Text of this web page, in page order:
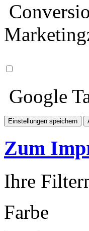
Google
Einstellungen speichern
Zum
Ihre
Farbe